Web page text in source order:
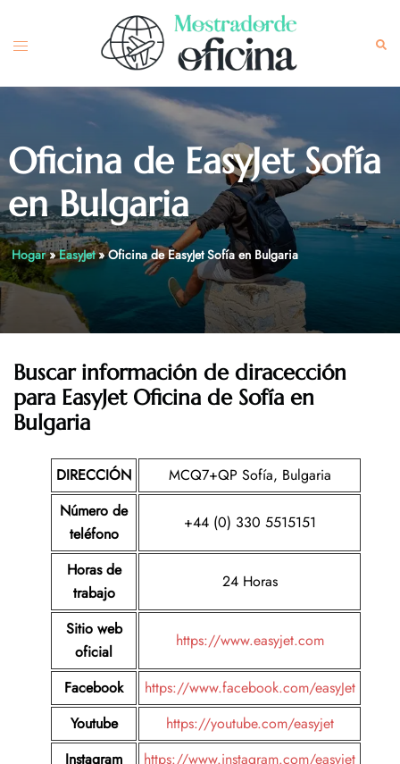
content
Toggle
Oficina de EasyJet Sofía
en Bulgaria
Hogar»EasyJet»Oficina de EasyJet Sofía en Bulgaria
Buscar información de diracección
para EasyJet Oficina de Sofía en
Bulgaria
DIRECCIÓN
MCQ7+QP Sofía, Bulgaria
Número de
teléfono
+44 (0) 330 5515151
Horas de
trabajo
24 Horas
Sitio web
oficial
https://www.easyjet.com
Facebook
https://www.facebook.com/easyJet
Youtube
https://youtube.com/easyjet
Instagram
https://www.instagram.com/easyjet